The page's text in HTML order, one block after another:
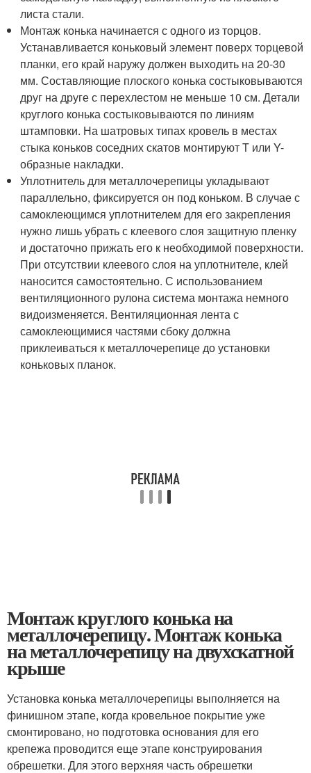
листа стали.
Монтаж конька начинается с одного из торцов.
Устанавливается коньковый элемент поверх торцевой
планки, его край наружу должен выходить на 20-30
мм. Составляющие плоского конька состыковываются
друг на друге с перехлестом не меньше 10 см. Детали
круглого конька состыковываются по линиям
штамповки. На шатровых типах кровель в местах
стыка коньков соседних скатов монтируют T или Y-
образные накладки.
Уплотнитель для металлочерепицы укладывают
параллельно, фиксируется он под коньком. В случае с
самоклеющимся уплотнителем для его закрепления
нужно лишь убрать с клеевого слоя защитную пленку
и достаточно прижать его к необходимой поверхности.
При отсутствии клеевого слоя на уплотнителе, клей
наносится самостоятельно. С использованием
вентиляционного рулона система монтажа немного
видоизменяется. Вентиляционная лента с
самоклеющимися частями сбоку должна
приклеиваться к металлочерепице до установки
коньковых планок.
Монтаж круглого конька на
металлочерепицу. Монтаж конька
на металлочерепицу на двухскатной
крыше
Установка конька металлочерепицы выполняется на
финишном этапе, когда кровельное покрытие уже
смонтировано, но подготовка основания для его
крепежа проводится еще этапе конструирования
обрешетки. Для этого верхняя часть обрешетки